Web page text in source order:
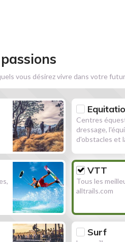
vous désirez vivre dans votre
Centres
dressage,
d'obstacles et
VTT
Tous les
alltrails.com
Surf